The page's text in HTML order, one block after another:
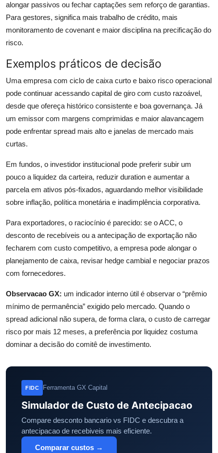
alongar passivos ou fechar captações sem reforço de garantias.
Para gestores, significa mais trabalho de crédito, mais
monitoramento de covenant e maior disciplina na precificação do
risco.
Exemplos práticos de decisão
Uma empresa com ciclo de caixa curto e baixo risco operacional
pode continuar acessando capital de giro com custo razoável,
desde que ofereça histórico consistente e boa governança. Já
um emissor com margens comprimidas e maior alavancagem
pode enfrentar spread mais alto e janelas de mercado mais
curtas.
Em fundos, o investidor institucional pode preferir subir um
pouco a liquidez da carteira, reduzir duration e aumentar a
parcela em ativos pós-fixados, aguardando melhor visibilidade
sobre inflação, política monetária e inadimplência corporativa.
Para exportadores, o raciocínio é parecido: se o ACC, o
desconto de recebíveis ou a antecipação de exportação não
fecharem com custo competitivo, a empresa pode alongar o
planejamento de caixa, revisar hedge cambial e negociar prazos
com fornecedores.
Observacao GX: um indicador interno útil é observar o “prêmio
mínimo de permanência” exigido pelo mercado. Quando o
spread adicional não supera, de forma clara, o custo de carregar
risco por mais 12 meses, a preferência por liquidez costuma
dominar a decisão do comitê de investimento.
FIDC Ferramenta GX Capital
Simulador de Custo de Antecipacao
Compare desconto bancario vs FIDC e descubra a
antecipacao de recebiveis mais eficiente.
Comparar custos →